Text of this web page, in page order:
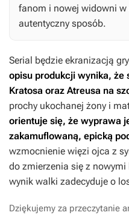
fanom i nowej widowni w
autentyczny sposób.
Serial będzie ekranizacją gry
opisu produkcji wynika, że
Kratosa oraz Atreusa na
prochy ukochanej żony i
orientuje się, że wyprawa
zakamuflowaną, epicką
wzmocnienie więzi ojca z
do zmierzenia się z
wynik walki zadecyduje o
Dziękujemy za przeczytanie